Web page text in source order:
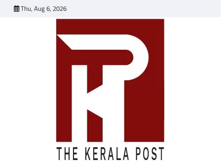
Thu, Aug 6, 2026